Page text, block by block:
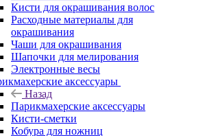
Кисти для окрашивания волос
Расходные материалы для
окрашивания
Чаши для окрашивания
Шапочки для мелирования
Электронные весы
аксессуары
Назад
Парикмахерские аксессуары
Кисти-сметки
Кобура для ножниц